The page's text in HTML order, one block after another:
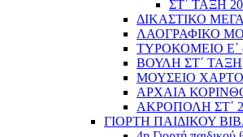
ΣΤ΄ ΤΑΞΗ
ΔΙΚΑΣΤΙΚΟ
ΛΑΟΓΡΑΦΙΚΟ
ΤΥΡΟΚΟΜΕΙΟ Ε΄
ΒΟΥΛΗ ΣΤ΄ ΤΑΞΗ
ΜΟΥΣΕΙΟ
ΑΡΧΑΙΑ
ΑΚΡΟΠΟΛΗ ΣΤ΄
ΓΙΟΡΤΗ ΠΑΙΔΙΚΟΥ